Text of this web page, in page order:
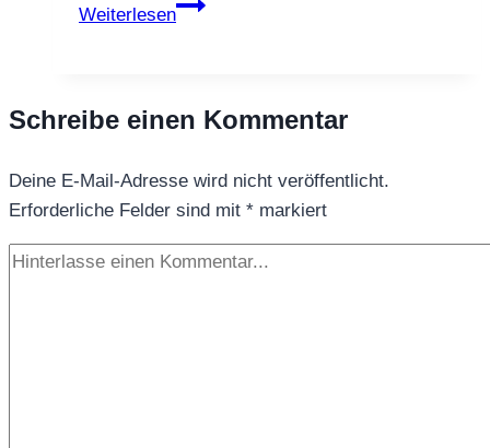
Weiterlesen
Schreibe einen Kommentar
Deine E-Mail-Adresse wird nicht veröffentlicht.
Erforderliche Felder sind mit * markiert